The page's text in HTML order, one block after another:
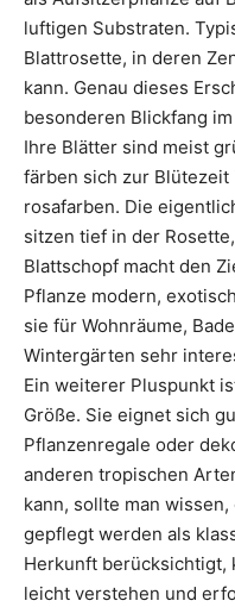
luftigen Substraten.
Blattrosette, in deren
kann. Genau dieses
besonderen Blickfang im
Ihre Blätter sind meist
färben sich zur
rosafarben. Die
sitzen tief in der
Blattschopf macht den
Pflanze modern,
sie für Wohnräume,
Wintergärten sehr
Ein weiterer Pluspunkt
Größe. Sie eignet sich
Pflanzenregale oder
anderen tropischen
kann, sollte man
gepflegt werden als
Herkunft berücksichtigt,
leicht verstehen und